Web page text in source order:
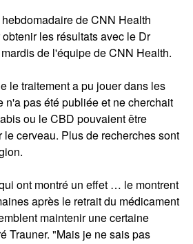
de CNN Health
les résultats avec le Dr
de l'équipe de CNN Health.
le traitement a pu jouer dans les
n'a pas été publiée et ne cherchait
ou le CBD pouvaient être
le cerveau. Plus de recherches sont
ont montré un effet … le montrent
après le retrait du médicament
maintenir une certaine
Trauner. "Mais je ne sais pas